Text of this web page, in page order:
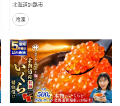
国産
北海道釧路市
冷凍